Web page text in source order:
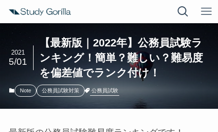
【最新版｜2022年】公務員試験ラ
ンキング！簡単？難しい？難易度
を偏差値でランク付け！
2021
5/01
Note 公務員試験対策 公務員試験